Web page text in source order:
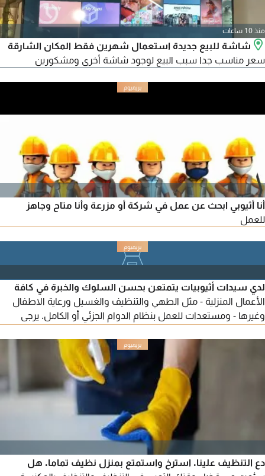
منذ 10 ساعات
شاشة للبيع جديدة استعمال شهرين فقط المكان الشارقة
سعر مناسب جدا سبب البيع لوجود شاشة أخرى ومشكورين
أنا أثيوبي ابحث عن عمل في شركة أو مزرعة وأنا متاح وجاهز
للعمل
لدي سيدات أثيوبيات يتمتعن بحسن السلوك والخبرة في كافة
الأعمال المنزلية - مثل الطهي والتنظيف والغسيل ورعاية الاطفال
وغيرها - ومستعدات للعمل بنظام الدوام الجزئي أو الكامل. يرجى
اعلامي في حال توفر أي شواغر وظيفية
دع التنظيف علينا. استرخ واستمتع بمنزل نظيف تماما. هل